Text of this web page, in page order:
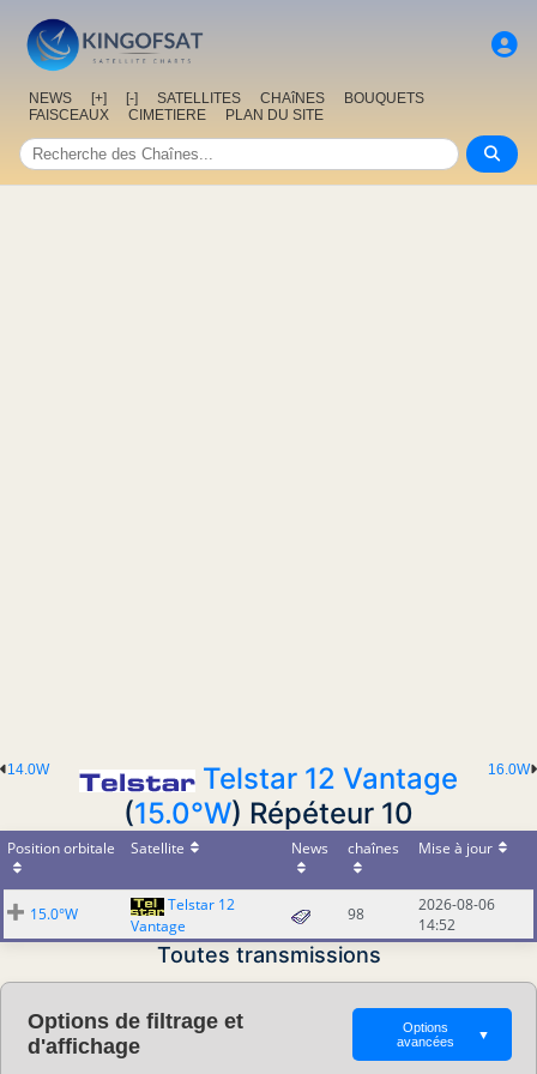
NEWS [+] [-] SATELLITES CHAîNES
BOUQUETS
FAISCEAUX
CIMETIERE PLAN DU SITE
16.0W
14.0W
Telstar 12 Vantage
(15.0°W) Répéteur 10
Position orbitale Satellite News chaînes Mise à jour
15.0°W
Telstar 12
Vantage
98
2026-08-06
14:52
Toutes transmissions
Options de filtrage et
d'affichage
Options
avancées
▼